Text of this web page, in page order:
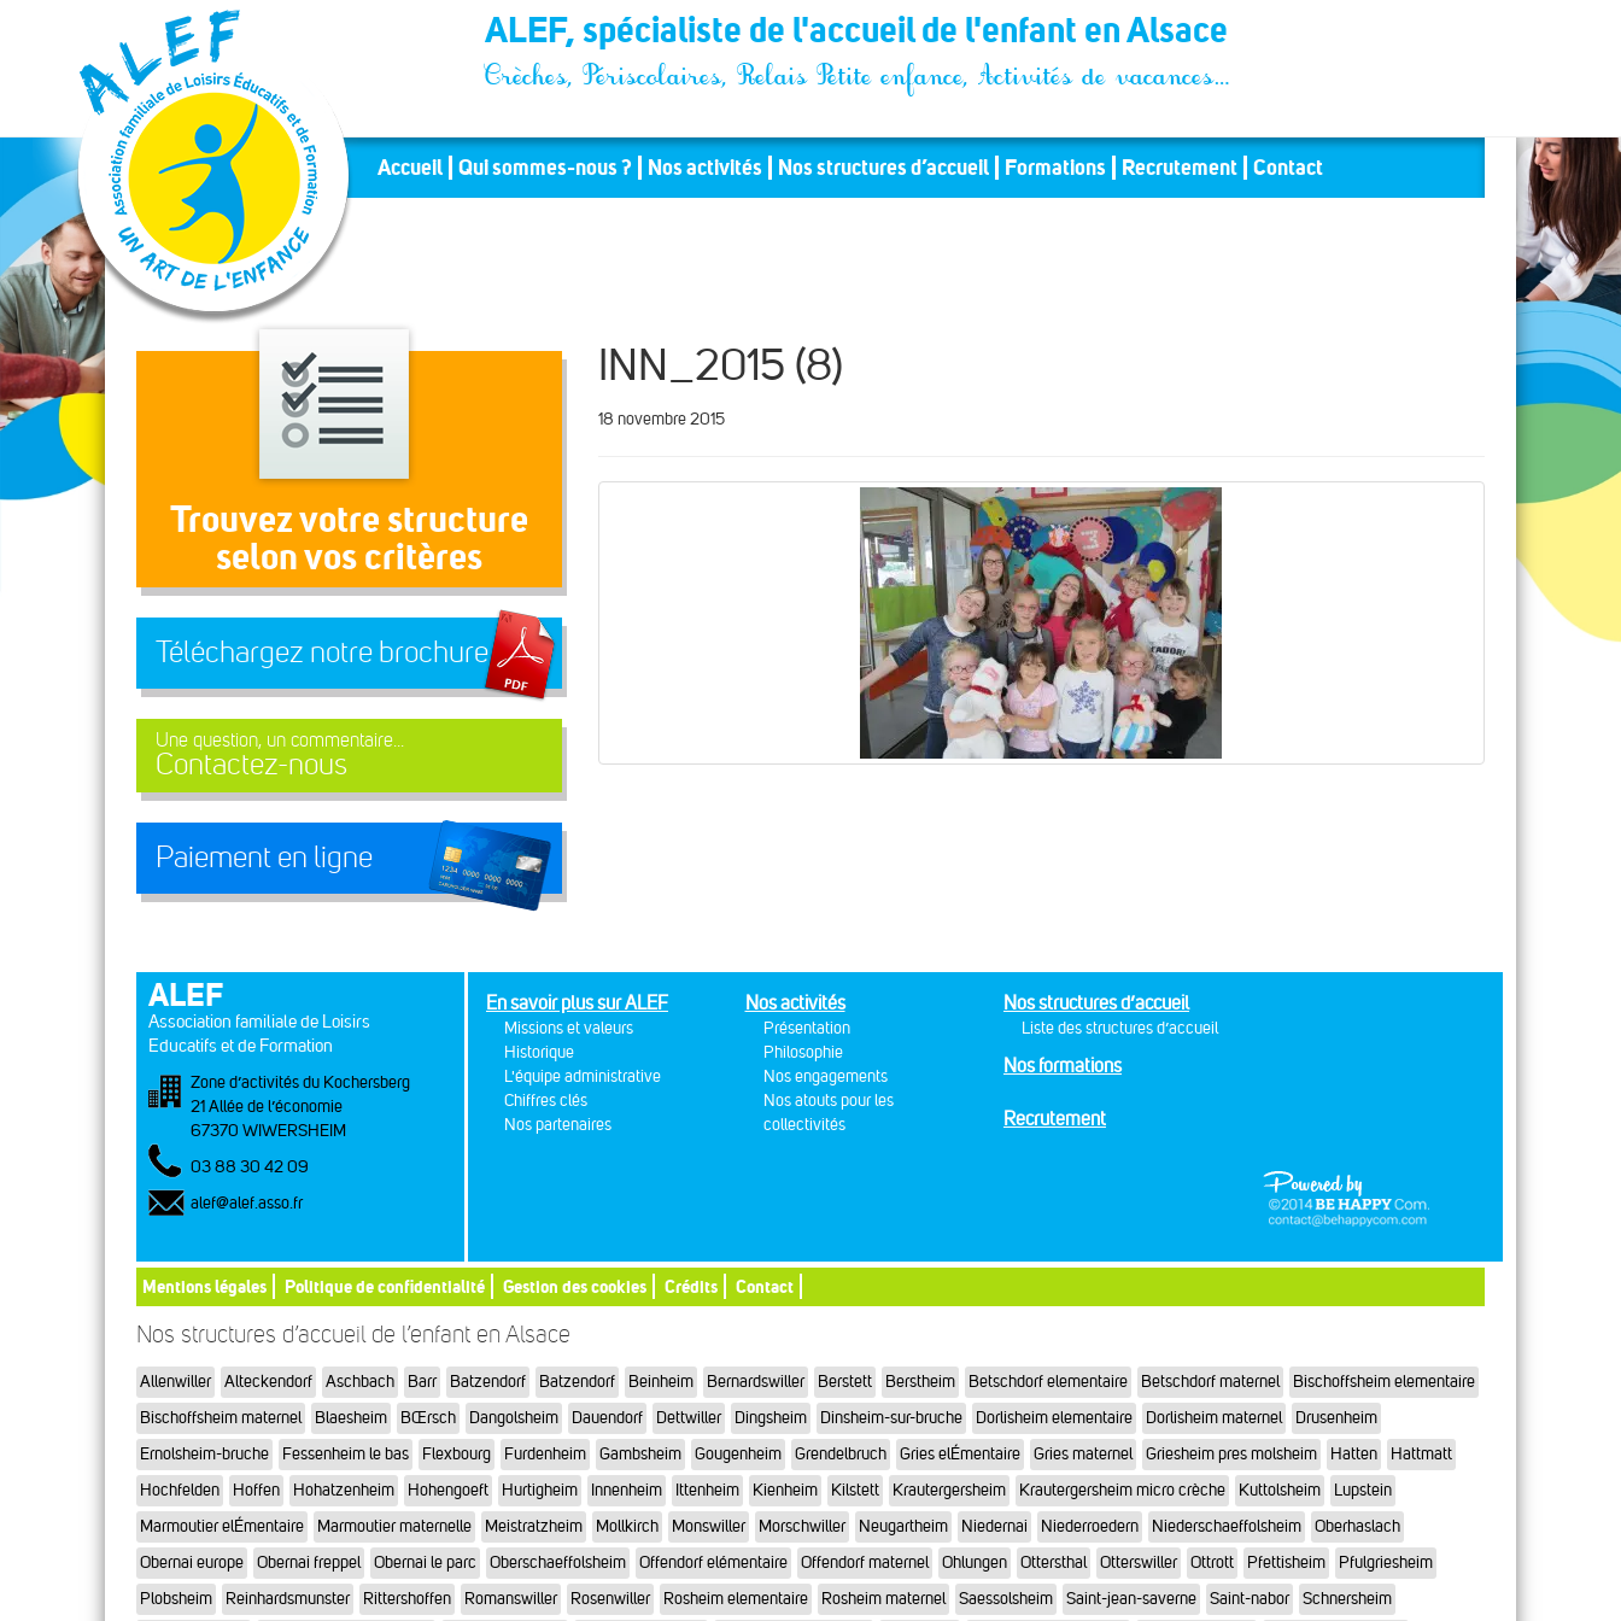
Panneau de gestion des cookies ALEF, spécialiste de l'accueil de l'enfant en Alsace
Crèches, Périscolaires, Relais Petite enfance, Activités de vacances…
Accueil Qui sommes-nous ? Nos activités Nos structures d’accueil Formations Recrutement Contact
Trouvez votre structure
selon vos critères
Téléchargez notre brochure
Une question, un commentaire...
Contactez-nous
Paiement en ligne
INN_2015 (8)
18 novembre 2015
ALEF
Association familiale de Loisirs
Educatifs et de Formation
Zone d’activités du Kochersberg
21 Allée de l’économie
67370 WIWERSHEIM
03 88 30 42 09
alef@alef.asso.fr
En savoir plus sur ALEF
Missions et valeurs
Historique
L'équipe administrative
Chiffres clés
Nos partenaires
Nos activités
Présentation
Philosophie
Nos engagements
Nos atouts pour les
collectivités
Nos structures d’accueil
Liste des structures d’accueil
Nos formations
Recrutement
Mentions légales Politique de confidentialité Gestion des cookies Crédits Contact
Nos structures d’accueil de l’enfant en Alsace
Allenwiller Alteckendorf Aschbach Barr Batzendorf Batzendorf Beinheim Bernardswiller Berstett Berstheim Betschdorf elementaire Betschdorf maternel
Bischoffsheim elementaire
Bischoffsheim maternel
Blaesheim BŒrsch Dangolsheim Dauendorf Dettwiller Dingsheim Dinsheim-sur-bruche Dorlisheim elementaire Dorlisheim maternel
Drusenheim
Ernolsheim-bruche
Fessenheim le bas Flexbourg Furdenheim Gambsheim Gougenheim Grendelbruch Gries elÉmentaire Gries maternel Griesheim pres molsheim Hatten
Hattmatt
Hochfelden
Hoffen Hohatzenheim Hohengoeft Hurtigheim Innenheim Ittenheim Kienheim Kilstett Krautergersheim Krautergersheim micro crèche Kuttolsheim
Lupstein
Marmoutier elÉmentaire
Marmoutier maternelle Meistratzheim Mollkirch Monswiller Morschwiller Neugartheim Niedernai Niederroedern Niederschaeffolsheim
Oberhaslach
Obernai europe
Obernai freppel Obernai le parc Oberschaeffolsheim Offendorf elémentaire Offendorf maternel Ohlungen Ottersthal Otterswiller Ottrott Pfettisheim
Pfulgriesheim
Plobsheim
Reinhardsmunster Rittershoffen Romanswiller Rosenwiller Rosheim elementaire Rosheim maternel Saessolsheim Saint-jean-saverne Saint-nabor Schnersheim